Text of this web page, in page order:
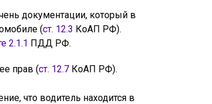
документации, который в
(ст. 12.3 КоАП РФ).
2.1.1 ПДД РФ.
прав (ст. 12.7 КоАП РФ).
что водитель находится в